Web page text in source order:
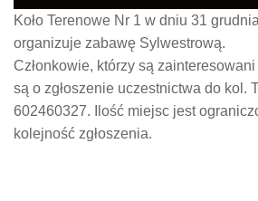
Koło Terenowe Nr 1 w dniu 31
organizuje zabawę Sylwestrową.
Członkowie, którzy są
są o zgłoszenie uczestnictwa do kol.
602460327. Ilość miejsc jest
kolejność zgłoszenia.